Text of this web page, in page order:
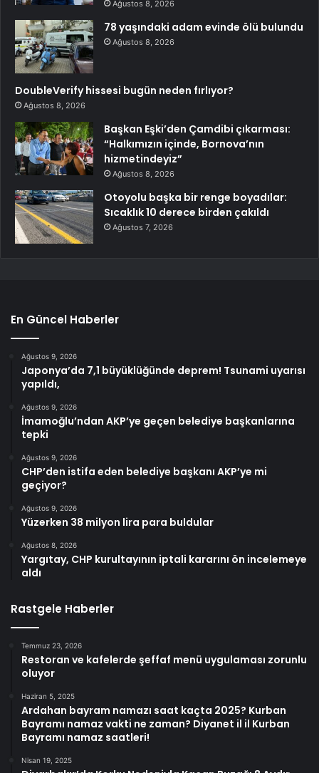
Ağustos 8, 2026
78 yaşındaki adam evinde ölü bulundu
Ağustos 8, 2026
DoubleVerify hissesi bugün neden fırlıyor?
Ağustos 8, 2026
Başkan Eşki’den Çamdibi çıkarması:
“Halkımızın içinde, Bornova’nın
hizmetindeyiz”
Ağustos 8, 2026
Otoyolu başka bir renge boyadılar:
Sıcaklık 10 derece birden çakıldı
Ağustos 7, 2026
En Güncel Haberler
Ağustos 9, 2026
Japonya’da 7,1 büyüklüğünde deprem! Tsunami uyarısı
yapıldı,
Ağustos 9, 2026
İmamoğlu’ndan AKP’ye geçen belediye başkanlarına
tepki
Ağustos 9, 2026
CHP’den istifa eden belediye başkanı AKP’ye mi
geçiyor?
Ağustos 9, 2026
Yüzerken 38 milyon lira para buldular
Ağustos 8, 2026
Yargıtay, CHP kurultayının iptali kararını ön incelemeye
aldı
Rastgele Haberler
Temmuz 23, 2026
Restoran ve kafelerde şeffaf menü uygulaması zorunlu
oluyor
Haziran 5, 2025
Ardahan bayram namazı saat kaçta 2025? Kurban
Bayramı namaz vakti ne zaman? Diyanet il il Kurban
Bayramı namaz saatleri!
Nisan 19, 2025